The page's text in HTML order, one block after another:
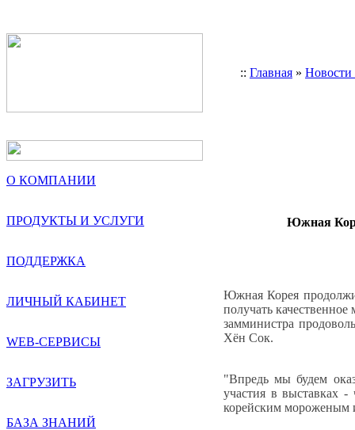
:: Главная »
О КОМПАНИИ
ПРОДУКТЫ И УСЛУГИ
ПОДДЕРЖКА
ЛИЧНЫЙ КАБИНЕТ
WEB-СЕРВИСЫ
ЗАГРУЗИТЬ
БАЗА ЗНАНИЙ
Южная
Южная Корея
получать
замминистра
Хён Сок.
"Впредь мы будем
участия в выставках -
корейским мороженым